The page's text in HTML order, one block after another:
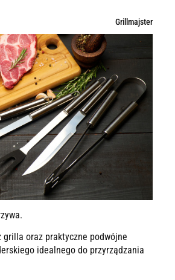
Grillmajster
oraz praktyczne podwójne
idealnego do przyrządzania